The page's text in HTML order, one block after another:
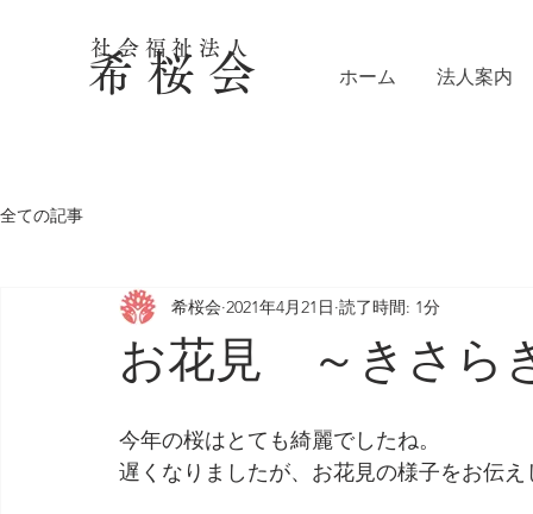
社会福祉法人
希 桜 会 ホーム 法人案内
全ての記事
お花見 ～きさら
希桜会 2021年4月21日 読了時間: 1分
今年の桜はとても綺麗でしたね。
遅くなりましたが、お花見の様子をお伝え